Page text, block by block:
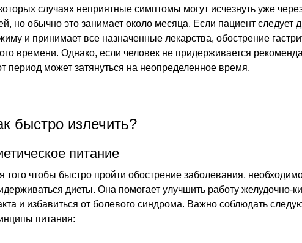
случаях неприятные симптомы могут исчезнуть уже
но обычно это занимает около месяца. Если пациент следует
и принимает все назначенные лекарства, обострение
времени. Однако, если человек не придерживается
период может затянуться на неопределенное время.
быстро излечить?
питание
того чтобы быстро пройти обострение заболевания,
диеты. Она помогает улучшить работу желудочно-
и избавиться от болевого синдрома. Важно соблюдать
питания: